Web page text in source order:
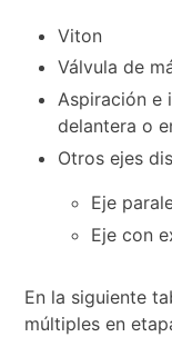
Viton
Válvula de
Aspiración e
delantera o
Otros ejes
Eje
Eje con
En la siguiente
múltiples en